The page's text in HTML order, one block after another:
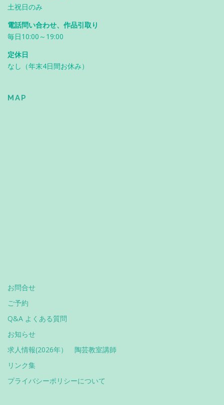
土祝日のみ
電話問い合わせ、作品引取り
毎日10:00～19:00
定休日
なし（年末4日間お休み）
MAP
お問合せ
ご予約
Q&A よくある質問
お知らせ
求人情報(2026年） 陶芸教室講師
リンク集
プライバシーポリシーについて